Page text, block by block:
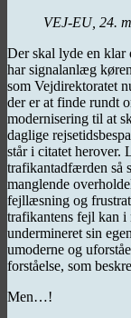
VEJ-EU, 24.
Der skal lyde en klar
har signalanlæg
som Vejdirektoratet
der er at finde rundt
modernisering til at
daglige
står i citatet herover.
trafikantadfærden så
manglende
fejllæsning og
trafikantens fejl kan
undermineret sin
umoderne og
forståelse, som
Men…!